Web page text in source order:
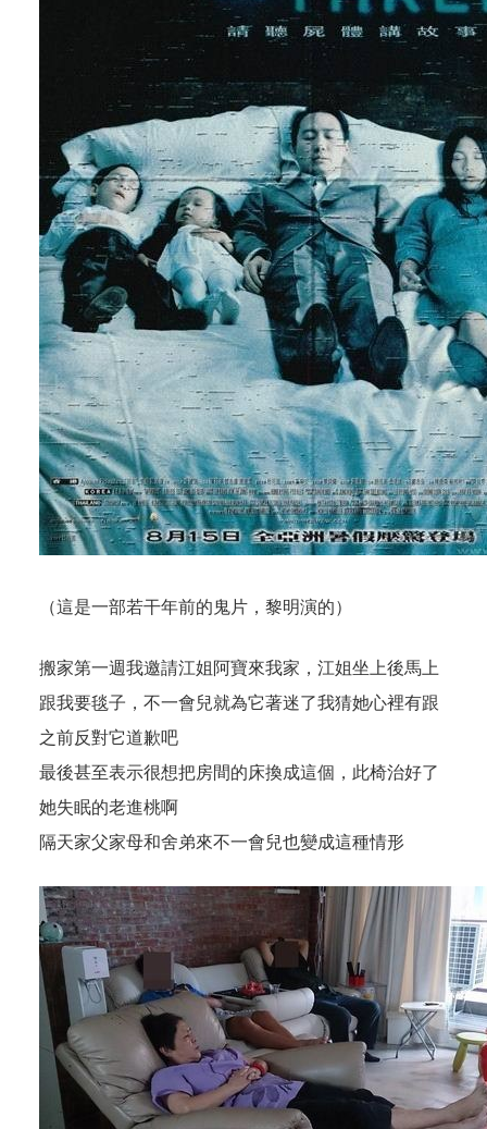
（這是一部若干年前的鬼片，黎明演的）
搬家第一週我邀請江姐阿寶來我家，江姐坐上後馬上
跟我要毯子，不一會兒就為它著迷了我猜她心裡有跟
之前反對它道歉吧
最後甚至表示很想把房間的床換成這個，此椅治好了
她失眠的老進桃啊
隔天家父家母和舍弟來不一會兒也變成這種情形